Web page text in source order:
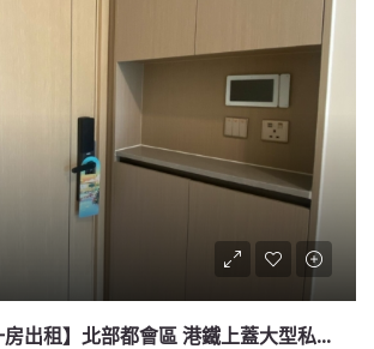
【元朗柏瓏: 一房出租】北部都會區 港鐵上蓋大型私人屋苑